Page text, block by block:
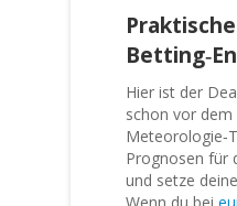
Hier ist der
schon vor
Prognosen für
und setze